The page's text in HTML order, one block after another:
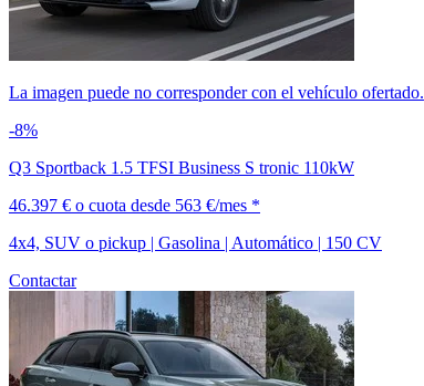
La imagen puede no corresponder con el vehículo ofertado.
-8%
Q3 Sportback 1.5 TFSI Business S tronic 110kW
46.397 € o cuota desde 563 €/mes *
4x4, SUV o pickup | Gasolina | Automático | 150 CV
Contactar